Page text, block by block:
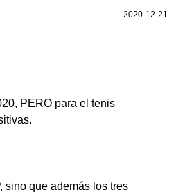
2020-12-21
PERO para el tenis
sino que además los tres